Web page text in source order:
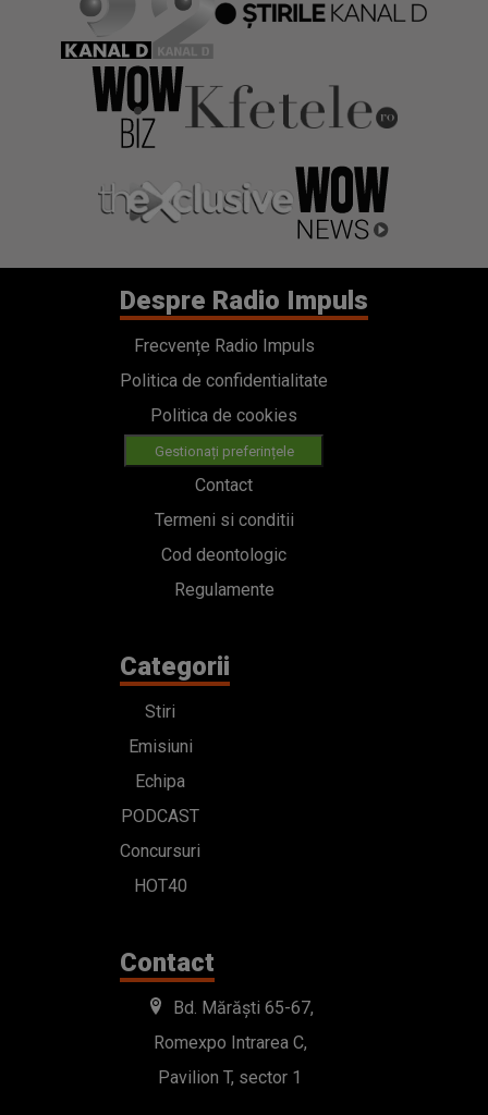
Despre Radio Impuls
Frecvențe Radio Impuls
Politica de confidentialitate
Politica de cookies
Gestionați preferințele
Contact
Termeni si conditii
Cod deontologic
Regulamente
Categorii
Stiri
Emisiuni
Echipa
PODCAST
Concursuri
HOT40
Contact
Bd. Mărăști 65-67,
Romexpo Intrarea C,
Pavilion T, sector 1